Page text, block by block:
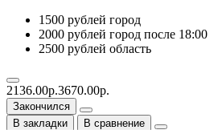
1500 рублей город
2000 рублей город после 18:00
2500 рублей область
2136.00р.3670.00р.
Закончился
В закладки
В сравнение